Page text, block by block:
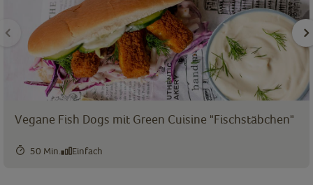
Vegane Fish Dogs mit Green Cuisine "Fischstäbchen"
50 Min. Einfach